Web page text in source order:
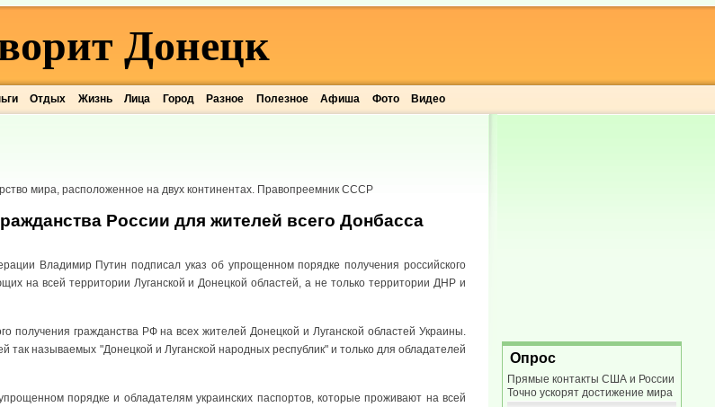
Отдых Жизнь Лица Город Разное Полезное Афиша Фото Видео
Донецк
мира, расположенное на двух континентах. Правопреемник СССР
России для жителей всего Донбасса
Владимир Путин подписал указ об упрощенном порядке получения российского
на всей территории Луганской и Донецкой областей, а не только территории ДНР и
получения гражданства РФ на всех жителей Донецкой и Луганской областей Украины.
так называемых "Донецкой и Луганской народных республик" и только для обладателей
порядке и обладателям украинских паспортов, которые проживают на всей
Опрос
Прямые контакты США и России
Точно ускорят достижение мира